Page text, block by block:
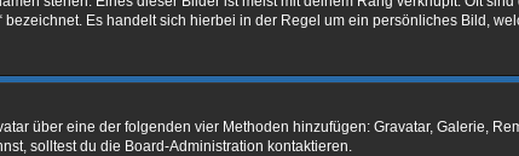
Es handelt sich hierbei in der Regel um ein persönliches Bild,
über eine der folgenden vier Methoden hinzufügen: Gravatar, Galerie,
solltest du die Board-Administration kontaktieren.